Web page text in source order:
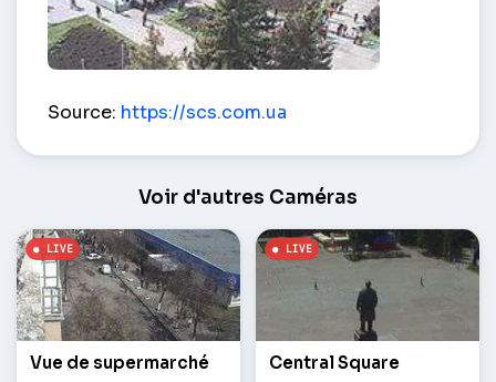
Source: https://scs.com.ua
Voir d'autres Caméras
Vue de supermarché Central Square